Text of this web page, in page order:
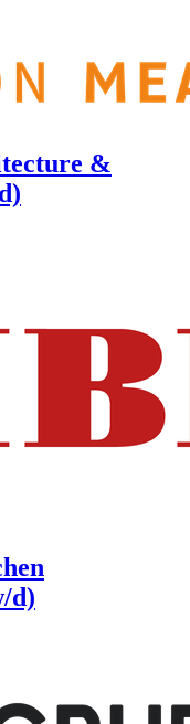
&
d)